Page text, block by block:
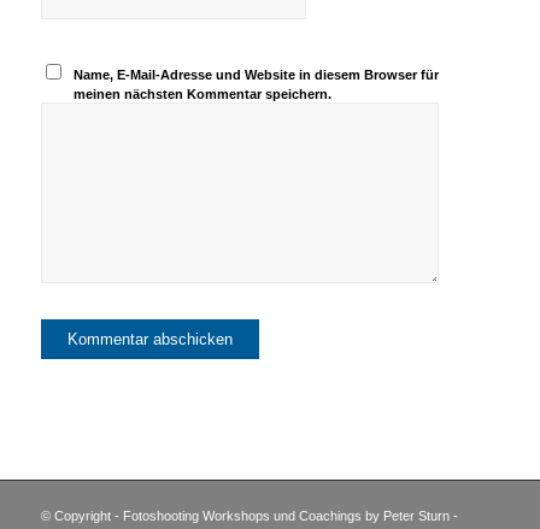
Name, E-Mail-Adresse und Website in diesem Browser für
meinen nächsten Kommentar speichern.
© Copyright - Fotoshooting Workshops und Coachings by Peter Sturn -